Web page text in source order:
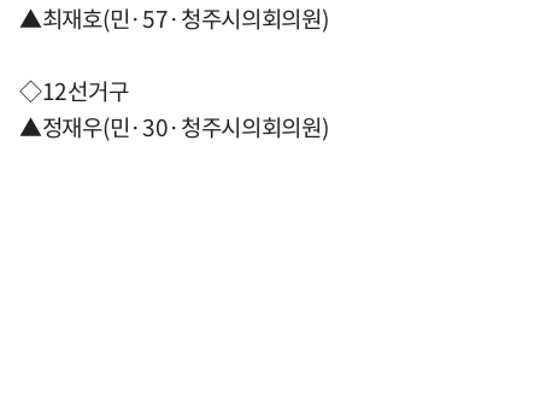
▲최재호(민·57·청주시의회의원)
◇12선거구
▲정재우(민·30·청주시의회의원)